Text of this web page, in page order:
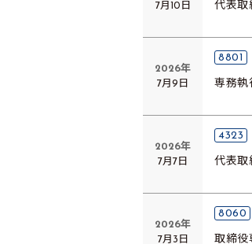
7月10日
代表取
2026年
7月9日
8801
専務執
2026年
7月7日
4323
代表取
2026年
7月3日
8060
取締役